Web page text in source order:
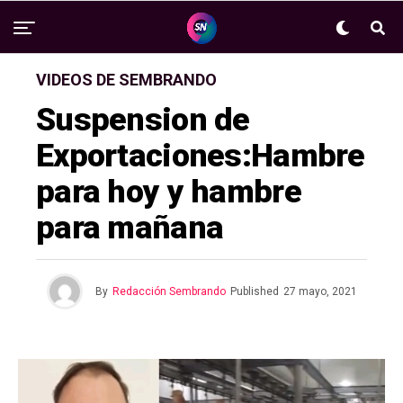
VIDEOS DE SEMBRANDO
Suspension de
Exportaciones:Hambre
para hoy y hambre
para mañana
By Redacción Sembrando Published 27 mayo, 2021